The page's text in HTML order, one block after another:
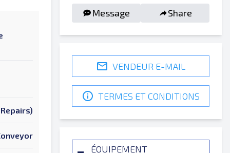
Message Share
VENDEUR E-MAIL
TERMES ET CONDITIONS
ÉQUIPEMENT